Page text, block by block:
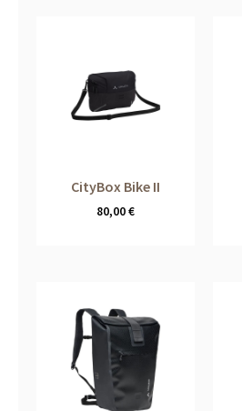
CityBox Bike II
80,00€